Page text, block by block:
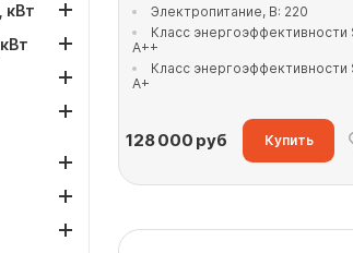
кВт
Электропитание, В: 220
Класс энергоэффективности
A++
Класс энергоэффективности
A+
128 000 руб Купить